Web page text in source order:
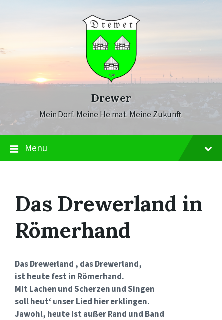
Drewer
Mein Dorf. Meine Heimat. Meine Zukunft.
Menu
Das Drewerland in
Römerhand
Das Drewerland , das Drewerland,
ist heute fest in Römerhand.
Mit Lachen und Scherzen und Singen
soll heut‘ unser Lied hier erklingen.
Jawohl, heute ist außer Rand und Band